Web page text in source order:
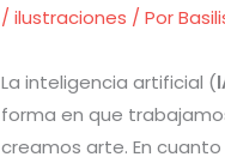
/ilustraciones / Por
La inteligencia artificial (
forma en que
creamos arte. En